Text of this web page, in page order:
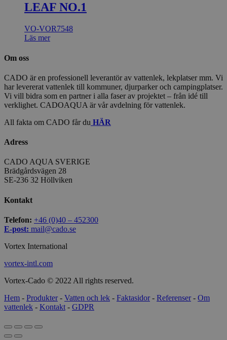
LEAF NO.1
VO-VOR7548
Läs mer
Om oss
CADO är en professionell leverantör av vattenlek, lekplatser mm. Vi
har levererat vattenlek till kommuner, djurparker och campingplatser.
Vi vill bidra som en partner i alla faser av projektet – från idé till
verklighet. CADOAQUA är vår avdelning för vattenlek.
All fakta om CADO får du HÄR
Adress
CADO AQUA SVERIGE
Brädgårdsvägen 28
SE-236 32 Höllviken
Kontakt
Telefon: +46 (0)40 – 452300
E-post: mail@cado.se
Vortex International
vortex-intl.com
Vortex-Cado © 2022 All rights reserved.
Hem - Produkter- Vatten och lek - Faktasidor- Referenser- Om
vattenlek - Kontakt - GDPR